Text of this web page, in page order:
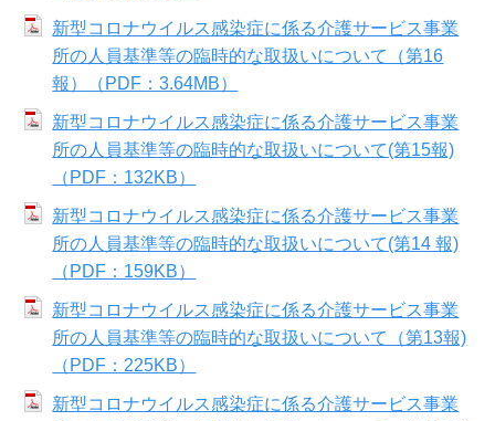
新型コロナウイルス感染症に係る介護サービス事業
所の人員基準等の臨時的な取扱いについて（第16
報）（PDF：3.64MB）
新型コロナウイルス感染症に係る介護サービス事業
所の人員基準等の臨時的な取扱いについて(第15報)
（PDF：132KB）
新型コロナウイルス感染症に係る介護サービス事業
所の人員基準等の臨時的な取扱いについて(第14 報)
（PDF：159KB）
新型コロナウイルス感染症に係る介護サービス事業
所の人員基準等の臨時的な取扱いについて（第13報)
（PDF：225KB）
新型コロナウイルス感染症に係る介護サービス事業